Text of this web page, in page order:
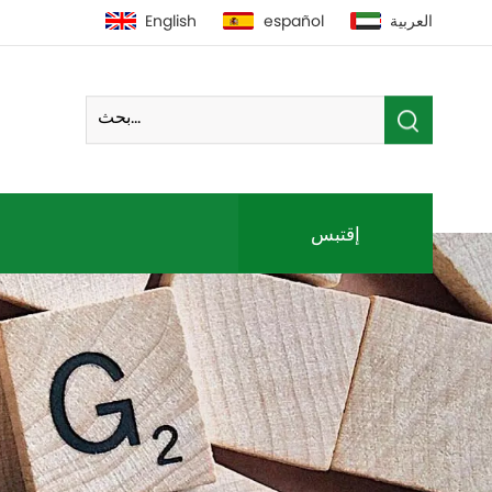
English español العربية
إقتبس